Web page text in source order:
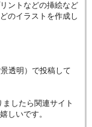
ントなどの挿絵など
のイラストを作成し
透明）で投稿して
したら関連サイト
しいです。